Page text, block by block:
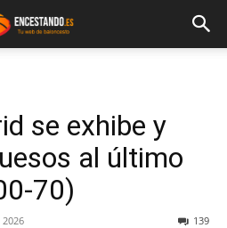
se exhibe y
al último
70)
139